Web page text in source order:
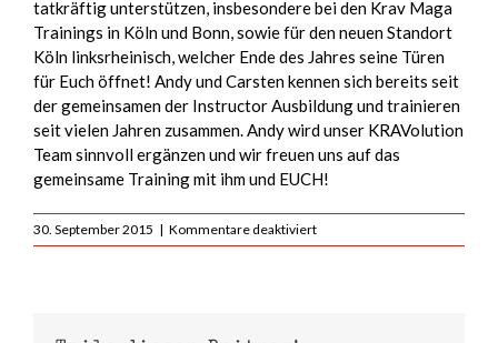
tatkräftig unterstützen, insbesondere bei den Krav Maga
Trainings in Köln und Bonn, sowie für den neuen Standort
Köln linksrheinisch, welcher Ende des Jahres seine Türen
für Euch öffnet! Andy und Carsten kennen sich bereits seit
der gemeinsamen der Instructor Ausbildung und trainieren
seit vielen Jahren zusammen. Andy wird unser KRAVolution
Team sinnvoll ergänzen und wir freuen uns auf das
gemeinsame Training mit ihm und EUCH!
30. September 2015 | Kommentare deaktiviertfür
Neuer